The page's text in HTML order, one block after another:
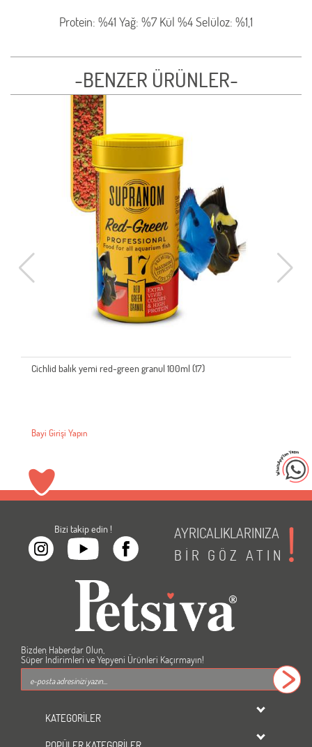
Protein: %41 Yağ: %7 Kül %4 Selüloz: %1,1
-BENZER ÜRÜNLER-
Cichlid balık yemi red-green granul 100ml (17)
Bayi Girişi Yapın
Bizi takip edin !
AYRICALIKLARINIZA
BİR GÖZ ATIN
Bizden Haberdar Olun,
Süper İndirimleri ve Yepyeni Ürünleri Kaçırmayın!
KATEGORİLER
dondurulmuş ürünler